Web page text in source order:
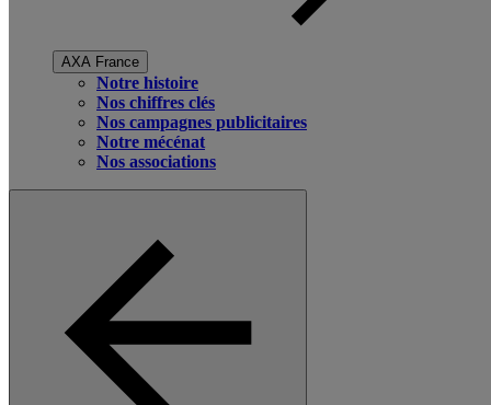
AXA France
Notre histoire
Nos chiffres clés
Nos campagnes publicitaires
Notre mécénat
Nos associations